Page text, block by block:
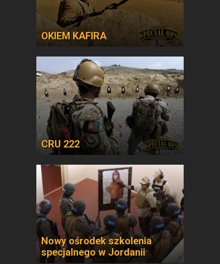
OKIEM KAFIRA
CRU 222
Nowy ośrodek szkolenia
specjalnego w Jordanii